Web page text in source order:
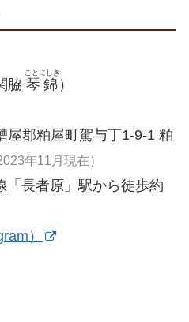
脇 琴錦
ことにしき
）
屋郡粕屋町駕与丁1-9-1 粕
年11月現在）
「長者原」駅から徒歩約
）